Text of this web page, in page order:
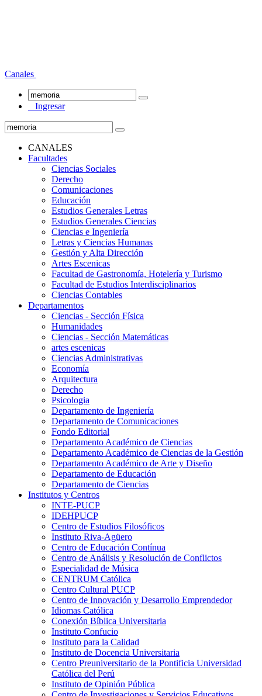
Canales
Ingresar
CANALES
Facultades
Ciencias Sociales
Derecho
Comunicaciones
Educación
Estudios Generales Letras
Estudios Generales Ciencias
Ciencias e Ingeniería
Letras y Ciencias Humanas
Gestión y Alta Dirección
Artes Escenicas
Facultad de Gastronomía, Hotelería y Turismo
Facultad de Estudios Interdisciplinarios
Ciencias Contables
Departamentos
Ciencias - Sección Física
Humanidades
Ciencias - Sección Matemáticas
artes escenicas
Ciencias Administrativas
Economía
Arquitectura
Derecho
Psicologia
Departamento de Ingeniería
Departamento de Comunicaciones
Fondo Editorial
Departamento Académico de Ciencias
Departamento Académico de Ciencias de la Gestión
Departamento Académico de Arte y Diseño
Departamento de Educación
Departamento de Ciencias
Institutos y Centros
INTE-PUCP
IDEHPUCP
Centro de Estudios Filosóficos
Instituto Riva-Agüero
Centro de Educación Contínua
Centro de Análisis y Resolución de Conflictos
Especialidad de Música
CENTRUM Católica
Centro Cultural PUCP
Centro de Innovación y Desarrollo Emprendedor
Idiomas Católica
Conexión Bíblica Universitaria
Instituto Confucio
Instituto para la Calidad
Instituto de Docencia Universitaria
Centro Preuniversitario de la Pontificia Universidad
Católica del Perú
Instituto de Opinión Pública